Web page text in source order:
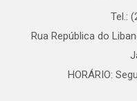
Tel.:
Rua República do
HORÁRIO: